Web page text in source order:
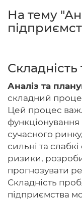
На тему
Аналіз та
складний
Цей процес
сучасного
сильні та
ризики,
прогнозувати
Складність
підприємства